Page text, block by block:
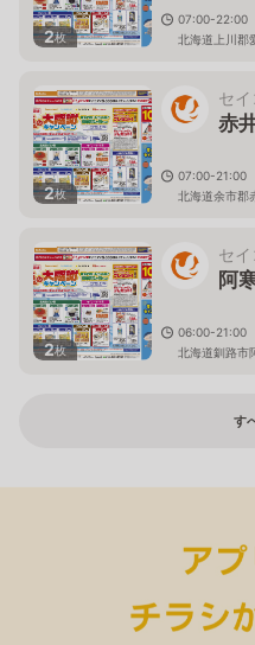
2枚
07:00-22:00
北海道上川郡
2枚
セイ
赤
07:00-21:00
北海道余市郡
2枚
セイ
阿
06:00-21:00
北海道釧路市
す